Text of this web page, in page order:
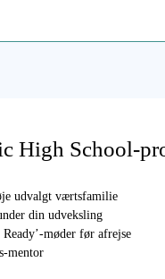
High School-
udvalgt værtsfamilie
din udveksling
Ready’-møder før afrejse
mentor